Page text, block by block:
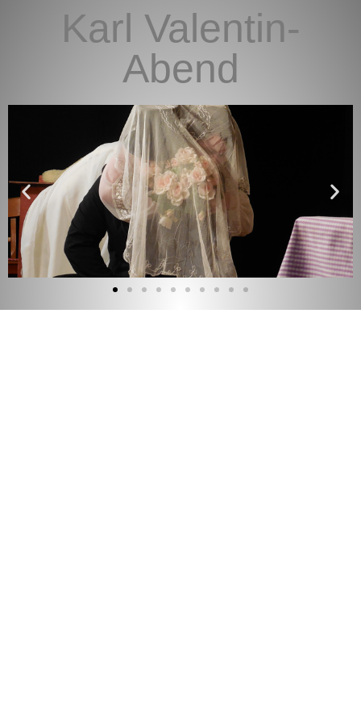
Karl Valentin-
Abend